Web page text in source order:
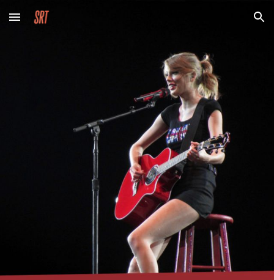
Skip to main content Skip to navigation